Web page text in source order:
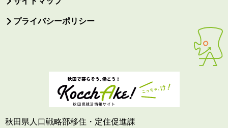
プライバシーポリシー
秋田県人口戦略部移住・定住促進課